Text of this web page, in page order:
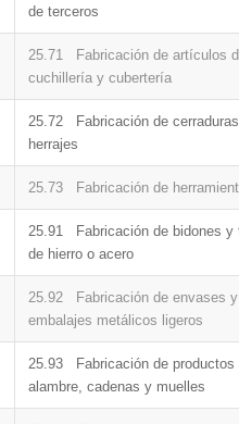
de terceros
25.71 Fabricación de artículos
cuchillería y cubertería
25.72 Fabricación de
herrajes
25.73 Fabricación de
25.91 Fabricación de bidones y
de hierro o acero
25.92 Fabricación de envases y
embalajes metálicos ligeros
25.93 Fabricación de productos
alambre, cadenas y muelles